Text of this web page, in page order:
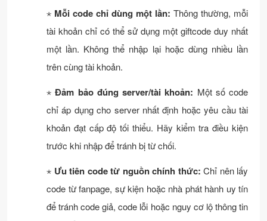
⋆ Mỗi code chỉ dùng một lần: Thông thường, mỗi
tài khoản chỉ có thể sử dụng một giftcode duy nhất
một lần. Không thể nhập lại hoặc dùng nhiều lần
trên cùng tài khoản.
⋆Đảm bảo đúng server/tài khoản: Một số code
chỉ áp dụng cho server nhất định hoặc yêu cầu tài
khoản đạt cấp độ tối thiểu. Hãy kiểm tra điều kiện
trước khi nhập để tránh bị từ chối.
⋆ Ưu tiên code từ nguồn chính thức: Chỉ nên lấy
code từ fanpage, sự kiện hoặc nhà phát hành uy tín
để tránh code giả, code lỗi hoặc nguy cơ lộ thông tin